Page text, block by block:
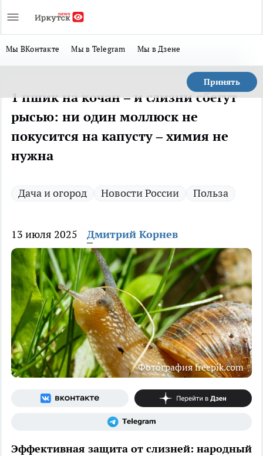
Мы ВКонтакте Мы в Telegram Мы в Дзене
Принять
1 пшик на кочан – и слизни сбегут
рысью: ни один моллюск не
покусится на капусту – химия не
нужна
Дача и огород Новости России Польза
13 июля 2025 Дмитрий Корнев
Фотография freepik.com
Эффективная защита от слизней: народный